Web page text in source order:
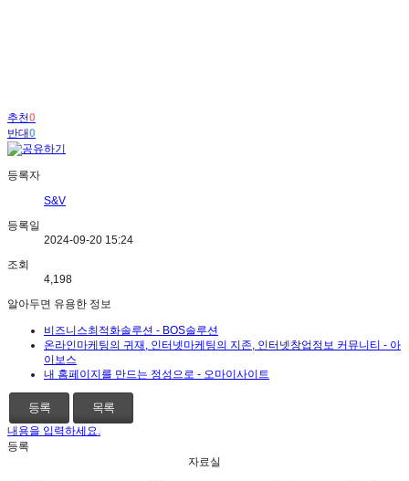
추천0
반대0
등록자
S&V
등록일
2024-09-20 15:24
조회
4,198
알아두면 유용한 정보
비즈니스최적화솔루션 - BOS솔루션
온라인마케팅의 귀재, 인터넷마케팅의 지존, 인터넷창업정보 커뮤니티 - 아
이보스
내 홈페이지를 만드는 정성으로 - 오마이사이트
등록 목록
내용을 입력하세요.
등록
자료실